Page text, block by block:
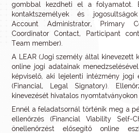
gombbal kezdheti el a folyamatot.
kontaktszemélyek és
Account Administrator, Primary
Coordinator Contact, Participant
Team member).
A LEAR (Jogi személy által kinevezett
online jogi adatainak
képviselő, aki lejelenti intézmény jogi
(Financial, Legal Signatory).
kinevezését hivatalos nyomtatványokon
Ennél a feladatsornál történik meg a
ellenőrzés (Financial Viability Self-
önellenőrzést elősegítő online